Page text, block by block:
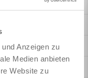
Anzeigen zu
Medien anbieten
Website zu